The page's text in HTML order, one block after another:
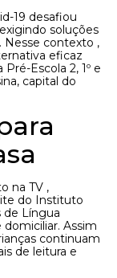
19 desafiou
soluções
Nesse contexto ,
eficaz
Escola 2, 1º e
capital do
na TV ,
do Instituto
de Língua
Assim
continuam
de leitura e